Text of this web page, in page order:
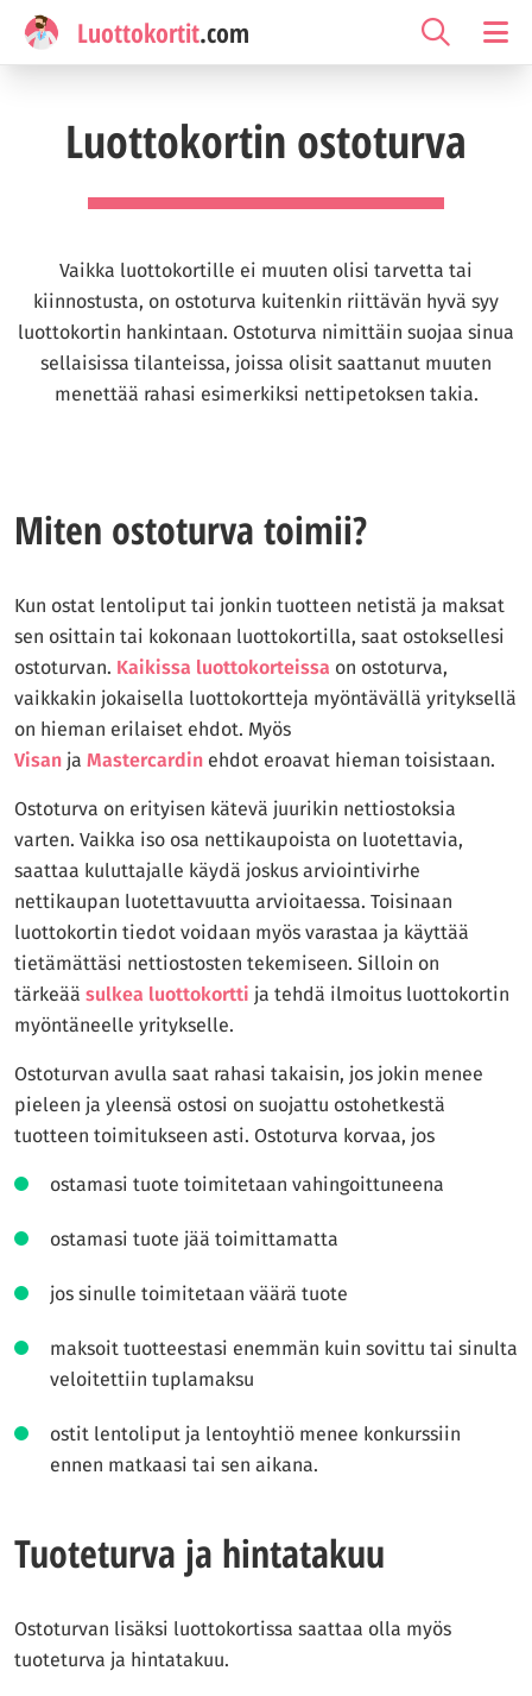
Luottokortit.com
Luottokortin ostoturva
Vaikka luottokortille ei muuten olisi tarvetta tai
kiinnostusta, on ostoturva kuitenkin riittävän hyvä syy
luottokortin hankintaan. Ostoturva nimittäin suojaa sinua
sellaisissa tilanteissa, joissa olisit saattanut muuten
menettää rahasi esimerkiksi nettipetoksen takia.
Miten ostoturva toimii?
Kun ostat lentoliput tai jonkin tuotteen netistä ja maksat
sen osittain tai kokonaan luottokortilla, saat ostoksellesi
ostoturvan. Kaikissa luottokorteissa on ostoturva,
vaikkakin jokaisella luottokortteja myöntävällä yrityksellä
on hieman erilaiset ehdot. Myös
Visan ja Mastercardin ehdot eroavat hieman toisistaan.
Ostoturva on erityisen kätevä juurikin nettiostoksia
varten. Vaikka iso osa nettikaupoista on luotettavia,
saattaa kuluttajalle käydä joskus arviointivirhe
nettikaupan luotettavuutta arvioitaessa. Toisinaan
luottokortin tiedot voidaan myös varastaa ja käyttää
tietämättäsi nettiostosten tekemiseen. Silloin on
tärkeää sulkea luottokortti ja tehdä ilmoitus luottokortin
myöntäneelle yritykselle.
Ostoturvan avulla saat rahasi takaisin, jos jokin menee
pieleen ja yleensä ostosi on suojattu ostohetkestä
tuotteen toimitukseen asti. Ostoturva korvaa, jos
ostamasi tuote toimitetaan vahingoittuneena
ostamasi tuote jää toimittamatta
jos sinulle toimitetaan väärä tuote
maksoit tuotteestasi enemmän kuin sovittu tai sinulta
veloitettiin tuplamaksu
ostit lentoliput ja lentoyhtiö menee konkurssiin
ennen matkaasi tai sen aikana.
Tuoteturva ja hintatakuu
Ostoturvan lisäksi luottokortissa saattaa olla myös
tuoteturva ja hintatakuu.